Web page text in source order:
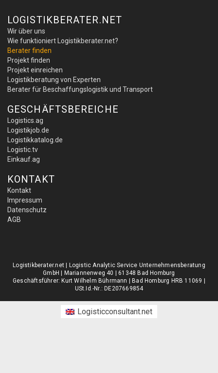
LOGISTIKBERATER.NET
Wir über uns
Wie funktioniert Logistikberater.net?
Berater finden
Projekt finden
Projekt einreichen
Logistikberatung von Experten
Berater für Beschaffungslogistik und Transport
GESCHÄFTSBEREICHE
Logistics.ag
Logistikjob.de
Logistikkatalog.de
Logistic.tv
Einkauf.ag
KONTAKT
Kontakt
Impressum
Datenschutz
AGB
Logistikberater.net | Logistic Analytic Service Unternehmensberatung
GmbH | Mariannenweg 40 | 61348 Bad Homburg
Geschäftsführer: Kurt Wilhelm Bührmann | Bad Homburg HRB 11069 |
USt.Id.-Nr.: DE207669854
Logisticconsultant.net